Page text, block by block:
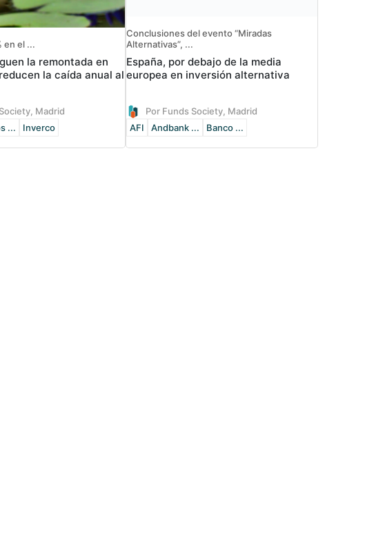
en el ...
la remontada en
la caída anual al
Madrid
... Inverco
Conclusiones del evento “Miradas
Alternativas”, ...
España, por debajo de la media
europea en inversión alternativa
Por Funds Society, Madrid
AFI
Andbank ... Banco ...